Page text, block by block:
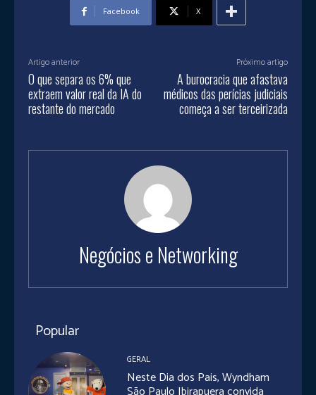
Facebook X
Artigo anterior
O que separa os 6% que
extraem valor real da IA do
restante do mercado
Próximo artigo
A burocracia que afastava
médicos das perícias judiciais
começa a ser terceirizada
Negócios e Networking
Popular
GERAL
Neste Dia dos Pais, Wyndham